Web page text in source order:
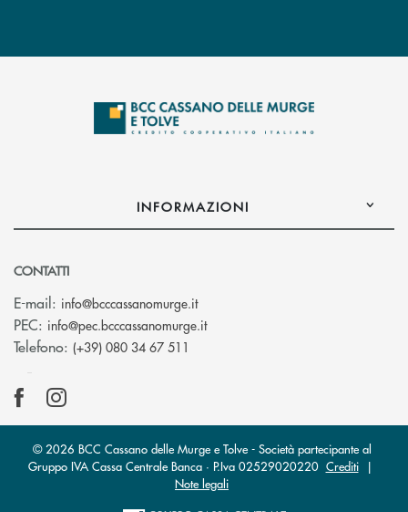
INFORMAZIONI
CONTATTI
E-mail: info@bcccassanomurge.it(si apre l’app di posta elettronica)
PEC: info@pec.bcccassanomurge.it(si apre l’app di posta
Telefono: (+39) 080 34 67 511
© 2026 BCC Cassano delle Murge e Tolve - Società partecipante al
Gruppo IVA Cassa Centrale Banca · P.Iva 02529020220 Crediti|
Note legali